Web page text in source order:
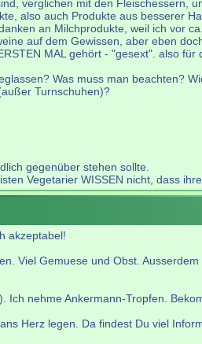
verglichen mit den Fleischessern,
also auch Produkte aus besserer
an Milchprodukte, weil ich vor
auf dem Gewissen, aber eben
MAL gehört - "gesext". also für
Was muss man beachten?
Turnschuhen)?
gegenüber stehen sollte.
Vegetarier WISSEN nicht, dass
akzeptabel!
Viel Gemuese und Obst.
nehme Ankermann-Tropfen.
Herz legen. Da findest Du viel